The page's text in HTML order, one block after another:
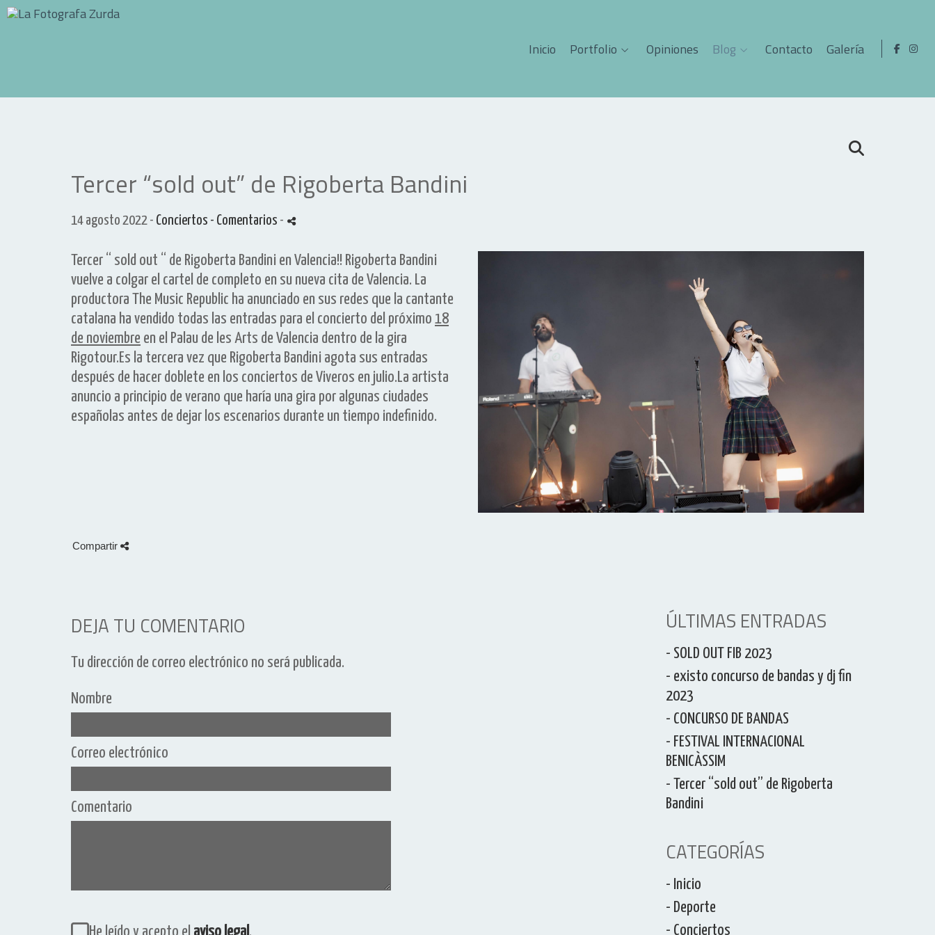
Inicio Portfolio Opiniones Blog Contacto Galería
Tercer “sold out” de Rigoberta Bandini
14 agosto 2022 - Conciertos - Comentarios -
Tercer “ sold out “ de Rigoberta Bandini en Valencia!! Rigoberta Bandini
vuelve a colgar el cartel de completo en su nueva cita de Valencia. La
productora The Music Republic ha anunciado en sus redes que la cantante
catalana ha vendido todas las entradas para el concierto del próximo 18
de noviembre en el Palau de les Arts de Valencia dentro de la gira
Rigotour.Es la tercera vez que Rigoberta Bandini agota sus entradas
después de hacer doblete en los conciertos de Viveros en julio.La artista
anuncio a principio de verano que haría una gira por algunas ciudades
españolas antes de dejar los escenarios durante un tiempo indefinido.
Compartir
DEJA TU COMENTARIO
Tu dirección de correo electrónico no será publicada.
Nombre
Correo electrónico
Comentario
ÚLTIMAS ENTRADAS
- SOLD OUT FIB 2023
- existo concurso de bandas y dj fin
2023
- CONCURSO DE BANDAS
- FESTIVAL INTERNACIONAL
BENICÀSSIM
- Tercer “sold out” de Rigoberta
Bandini
CATEGORÍAS
- Inicio
- Deporte
- Conciertos